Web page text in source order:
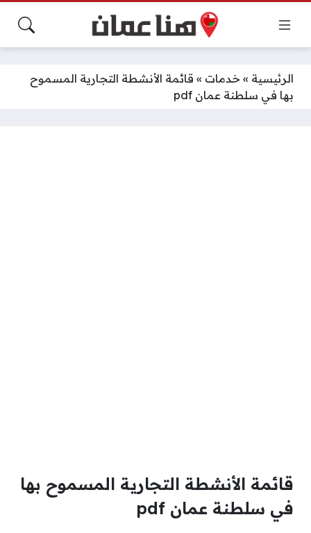
الرئيسية » خدمات » قائمة الأنشطة التجارية المسموح
بها في سلطنة عمان pdf
قائمة الأنشطة التجارية المسموح بها
في سلطنة عمان pdf